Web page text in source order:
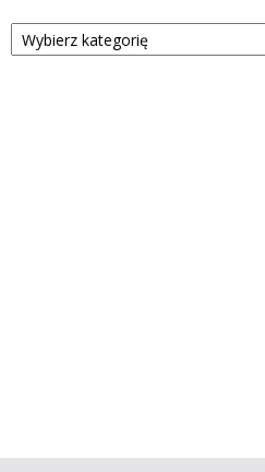
Kategorie